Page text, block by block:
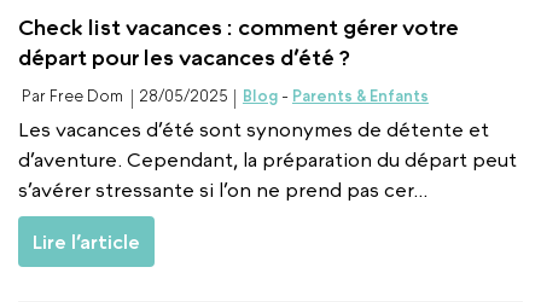
Check list vacances : comment gérer votre
départ pour les vacances d’été ?
Par Free Dom 28/05/2025 Blog- Parents & Enfants
Les vacances d’été sont synonymes de détente et
d’aventure. Cependant, la préparation du départ peut
s’avérer stressante si l’on ne prend pas cer...
Lire l’article